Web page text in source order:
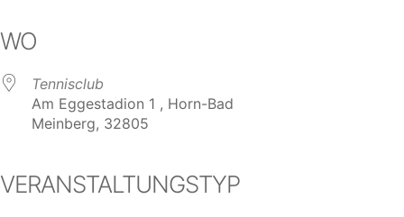
WO
Tennisclub
Am Eggestadion 1 , Horn-Bad
Meinberg, 32805
VERANSTALTUNGSTYP